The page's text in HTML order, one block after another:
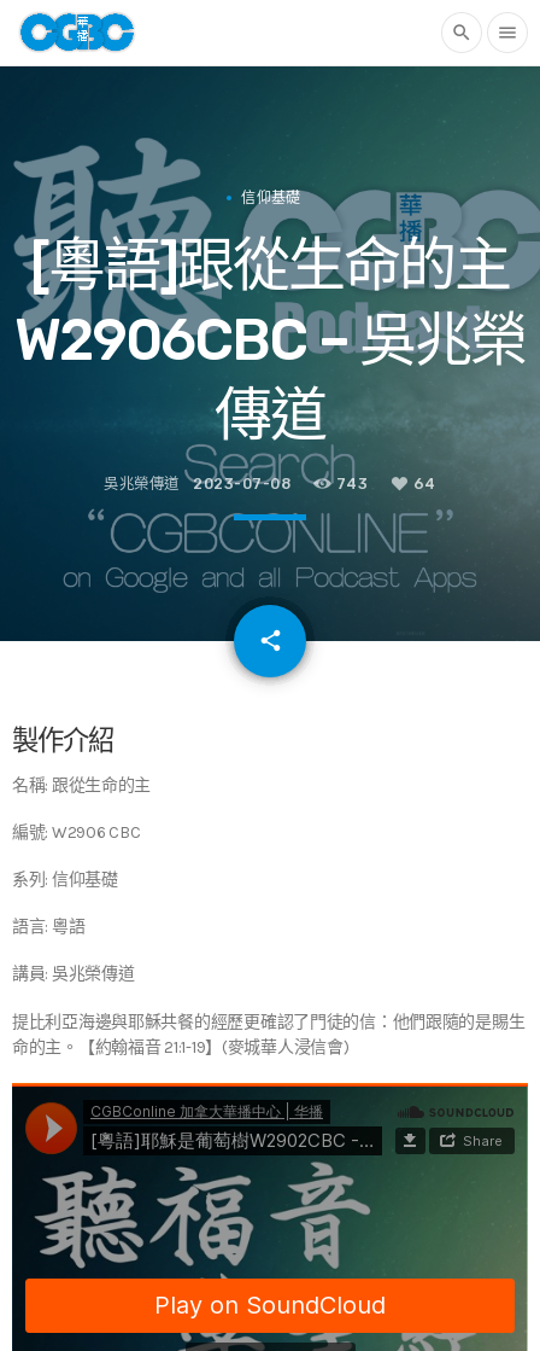
search menu
信仰基礎
[粵語]跟從生命的主
W2906CBC – 吳兆榮
傳道
吳兆榮傳道 2023-07-08 743 64
share
email
製作介紹
名稱: 跟從生命的主
編號: W2906 CBC
系列: 信仰基礎
語言: 粵語
講員: 吳兆榮傳道
提比利亞海邊與耶穌共餐的經歷更確認了門徒的信：他們跟隨的是賜生
命的主。【約翰福音 21:1-19】(麥城華人浸信會)